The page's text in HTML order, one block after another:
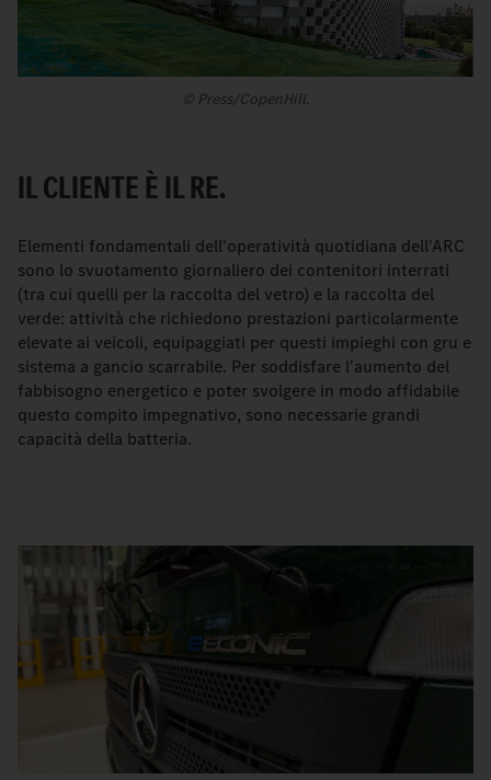
© Press/CopenHill.
IL CLIENTE È IL RE.
Elementi fondamentali dell'operatività quotidiana dell'ARC
sono lo svuotamento giornaliero dei contenitori interrati
(tra cui quelli per la raccolta del vetro) e la raccolta del
verde: attività che richiedono prestazioni particolarmente
elevate ai veicoli, equipaggiati per questi impieghi con gru e
sistema a gancio scarrabile. Per soddisfare l'aumento del
fabbisogno energetico e poter svolgere in modo affidabile
questo compito impegnativo, sono necessarie grandi
capacità della batteria.